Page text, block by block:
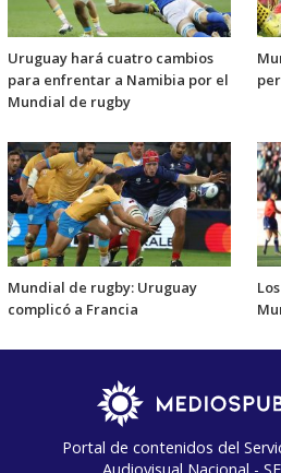
Uruguay hará cuatro cambios
para enfrentar a Namibia por el
Mundial de rugby
Mundial de rugby: Uruguay
complicó a Francia
Portal de contenidos del